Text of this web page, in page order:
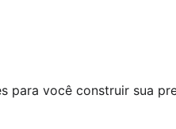
para você construir sua